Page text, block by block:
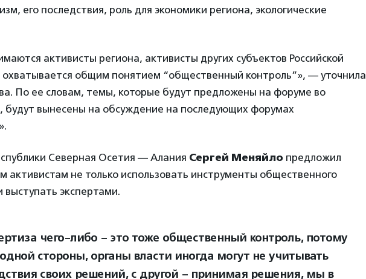
его последствия, роль для экономики региона, экологические
активисты региона, активисты других субъектов Российской
общим понятием “общественный контроль”», — уточнила
По ее словам, темы, которые будут предложены на форуме во
будут вынесены на обсуждение на последующих форумах
Северная Осетия — Алания Сергей Меняйло предложил
активистам не только использовать инструменты общественного
выступать экспертами.
чего-либо – это тоже общественный контроль, потому
стороны, органы власти иногда могут не учитывать
своих решений, с другой – принимая решения, мы в